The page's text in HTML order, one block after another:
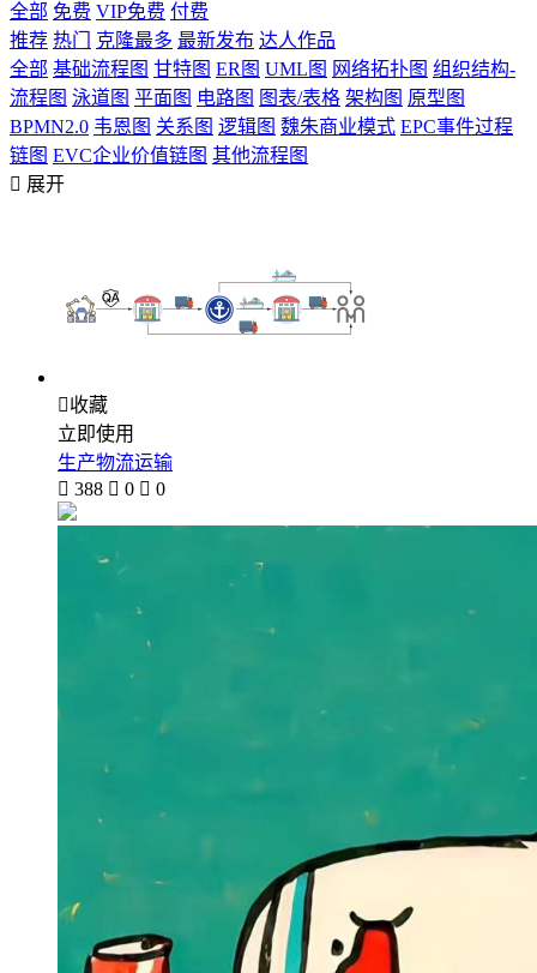
全部 免费 VIP免费 付费
推荐 热门 克隆最多 最新发布 达人作品
全部 基础流程图 甘特图 ER图 UML图 网络拓扑图 组织结构-
流程图 泳道图 平面图 电路图 图表/表格 架构图 原型图
BPMN2.0 韦恩图 关系图 逻辑图 魏朱商业模式 EPC事件过程
链图 EVC企业价值链图 其他流程图
 展开
收藏
立即使用
生产物流运输
 388  0  0